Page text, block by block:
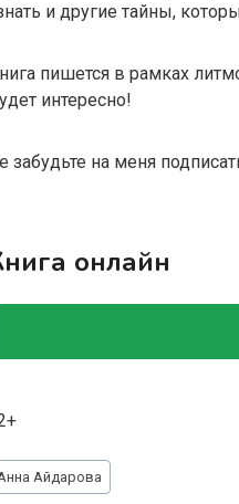
и другие тайны,
пишется в рамках
интересно!
забудьте на меня
онлайн
Айдарова